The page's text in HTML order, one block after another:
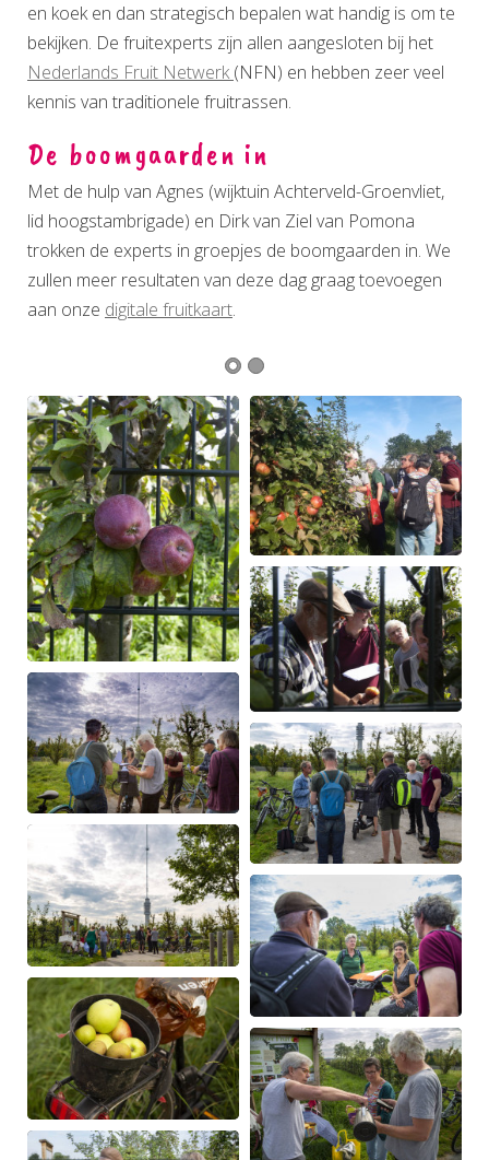
en koek en dan strategisch bepalen wat handig is om te
bekijken. De fruitexperts zijn allen aangesloten bij het
Nederlands Fruit Netwerk(NFN) en hebben zeer veel
kennis van traditionele fruitrassen.
De boomgaarden in
Met de hulp van Agnes (wijktuin Achterveld-Groenvliet,
lid hoogstambrigade) en Dirk van Ziel van Pomona
trokken de experts in groepjes de boomgaarden in. We
zullen meer resultaten van deze dag graag toevoegen
aan onze digitale fruitkaart.